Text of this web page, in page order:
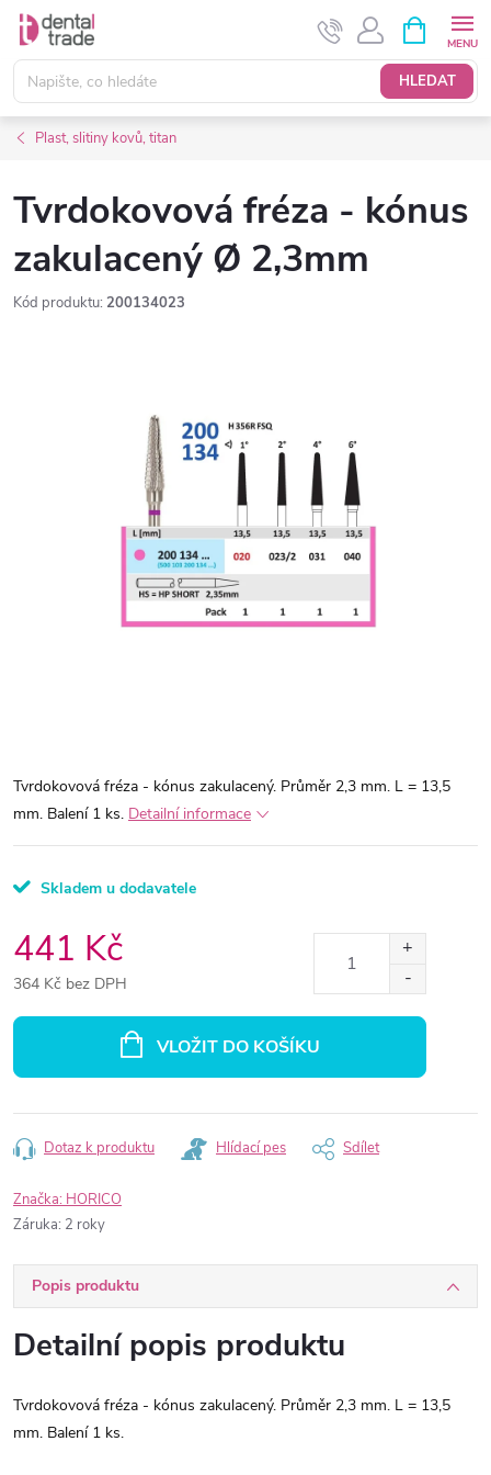
Přejít
obsah
HLEDAT
NÁKUPNÍ
KOŠÍK
Plast, slitiny kovů, titan
Tvrdokovová fréza - kónus
zakulacený Ø 2,3mm
Kód produktu: 200134023
Tvrdokovová fréza - kónus zakulacený. Průměr 2,3 mm. L = 13,5
mm. Balení 1 ks. Detailní informace
Skladem u dodavatele
441 Kč
364 Kč bez DPH
VLOŽIT DO KOŠÍKU
Dotaz k produktu Hlídací pes Sdílet
Značka: HORICO
Záruka: 2 roky
Popis produktu
Detailní popis produktu
Tvrdokovová fréza - kónus zakulacený. Průměr 2,3 mm. L = 13,5
mm. Balení 1 ks.